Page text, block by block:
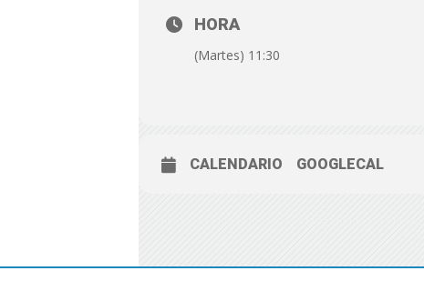
HORA
(Martes) 11:30
CALENDARIO GOOGLECAL